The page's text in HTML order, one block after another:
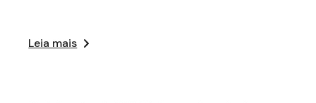
Leia mais